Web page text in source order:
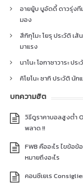
อายยู้บ บูอัดดี้ ดาวรุ่งที
มอง
สึกิกุโมะ โยรุ ประวัติ เ
มาแรง
นาโนะ โอกาซาวาระ ป
คิโยโนะ ซากิ ประวัติ
บทความฮิต
วิธีดูราคาบอลสูงต่ำ
พลาด !!
FWB คืออะไร ไขข้อ
หมายถึงอะไร
คอนซีเยเร